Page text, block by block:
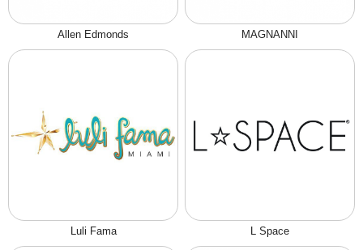
Allen Edmonds MAGNANNI
Luli Fama L Space